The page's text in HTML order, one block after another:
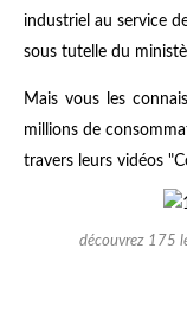
industriel au service
sous tutelle du
Mais vous les
millions de
travers leurs vidéos
découvrez 175